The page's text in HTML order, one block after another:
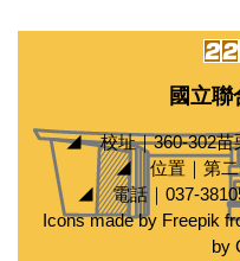
國立
◢ 校址｜360-302苗
◢ 位置｜第二(
◢ 電話｜037-
Icons made by Freepik
by